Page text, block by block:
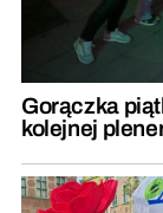
Gorączka
kolejnej